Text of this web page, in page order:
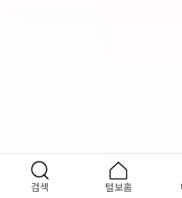
검색 털보홈
7